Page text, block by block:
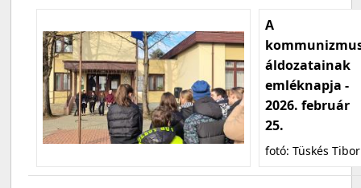
A
áldozatainak
emléknapja -
2026. február
25.
fotó: Tüskés Tibor